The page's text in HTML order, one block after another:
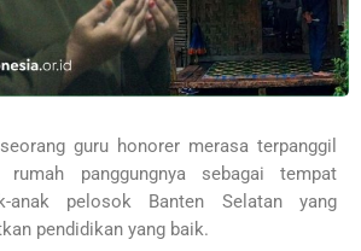
guru honorer merasa terpanggil
rumah panggungnya sebagai tempat
anak pelosok Banten Selatan yang
pendidikan yang baik.